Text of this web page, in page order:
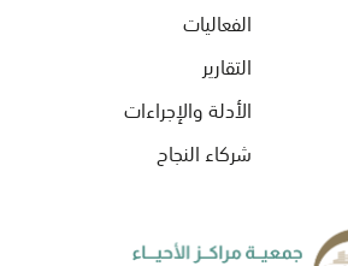
الفعاليات
التقارير
الأدلة والإجراءات
شركاء النجاح